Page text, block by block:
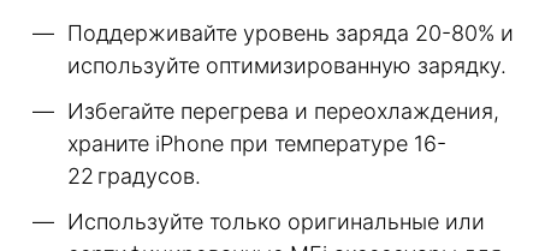
Поддерживайте уровень заряда 20-80% и
используйте оптимизированную зарядку.
Избегайте перегрева и переохлаждения,
храните iPhone при температуре 16-
22 градусов.
Используйте только оригинальные или